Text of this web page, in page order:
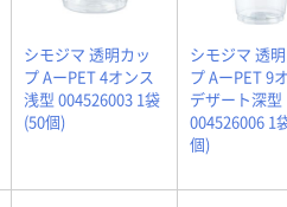
シモジマ 透明カッ
プ AーPET 4オンス
浅型 004526003 1袋
(50個)
シモジマ 透
プ AーPET 9
デザート深型
004526006 1
個)